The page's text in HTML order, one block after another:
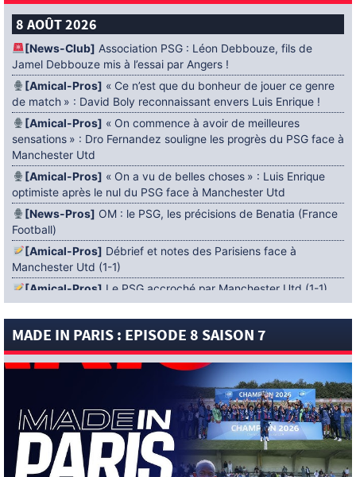
8 AOÛT 2026
[News-Club] Association PSG : Léon Debbouze, fils de
Jamel Debbouze mis à l’essai par Angers !
[Amical-Pros] « Ce n’est que du bonheur de jouer ce genre
de match » : David Boly reconnaissant envers Luis Enrique !
[Amical-Pros] « On commence à avoir de meilleures
sensations » : Dro Fernandez souligne les progrès du PSG face à
Manchester Utd
[Amical-Pros] « On a vu de belles choses » : Luis Enrique
optimiste après le nul du PSG face à Manchester Utd
[News-Pros] OM : le PSG, les précisions de Benatia (France
Football)
[Amical-Pros] Débrief et notes des Parisiens face à
Manchester Utd (1-1)
[Amical-Pros] Le PSG accroché par Manchester Utd (1-1)
5 AOÛT 2026
[News-Pros]Le Barça aurait fixé une deadline au PSG dans
le dossier Ferran Torres (Diario Sport)
[News-Pros]Amical : Le groupe du PSG avec 15 Titis face à
Majorque ! (Officiel)
[News-Pros]
Rumeur : Le Bayer Leverkusen aurait lancé des
négociations pour Ibrahim Mbaye (Ben Jacobs)
MADE IN PARIS : EPISODE 8 SAISON 7